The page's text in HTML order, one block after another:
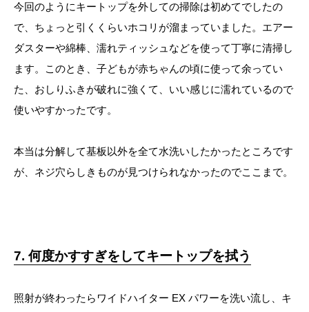
今回のようにキートップを外しての掃除は初めてでしたの
で、ちょっと引くくらいホコリが溜まっていました。エアー
ダスターや綿棒、濡れティッシュなどを使って丁寧に清掃し
ます。このとき、子どもが赤ちゃんの頃に使って余ってい
た、おしりふきが破れに強くて、いい感じに濡れているので
使いやすかったです。
本当は分解して基板以外を全て水洗いしたかったところです
が、ネジ穴らしきものが見つけられなかったのでここまで。
7. 何度かすすぎをしてキートップを拭う
照射が終わったらワイドハイター EX パワーを洗い流し、キ